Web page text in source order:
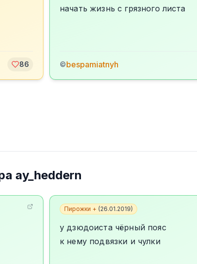
86
начать жизнь с грязного листа
©bespamiatnyh
ay_heddern
Пирожки + (26.01.2019)
у дзюдоиста чёрный пояс
к нему подвязки и чулки